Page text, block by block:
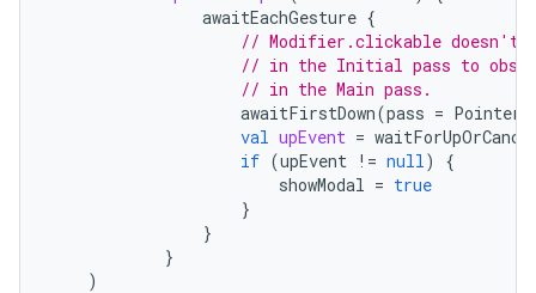
awaitEachGesture {
// Modifier.clickable doesn't
// in the Initial pass to
// in the Main pass.
awaitFirstDown(pass =
val upEvent =
if (upEvent != null)
{
showModal = true
}
}
}
)